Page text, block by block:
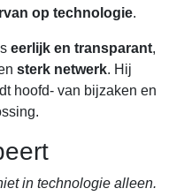
op technologie.
eerlijk en transparant,
sterk netwerk. Hij
hoofd- van bijzaken en
in technologie alleen.